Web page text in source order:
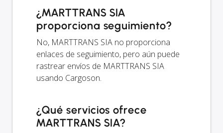
¿MARTTRANS SIA
proporciona seguimiento?
No, MARTTRANS SIA no proporciona
enlaces de seguimiento, pero aún puede
rastrear envíos de MARTTRANS SIA
usando Cargoson.
¿Qué servicios ofrece
MARTTRANS SIA?